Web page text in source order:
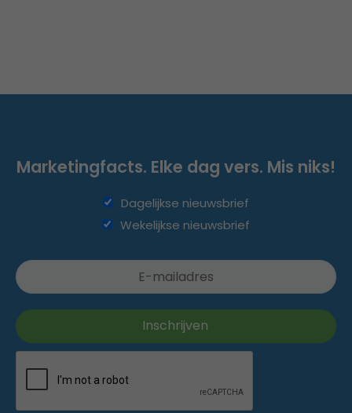
Marketingfacts. Elke dag vers. Mis niks!
Dagelijkse nieuwsbrief
Wekelijkse nieuwsbrief